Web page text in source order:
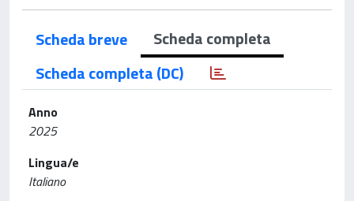
Scheda breve
Scheda completa
Scheda completa (DC)
Anno
2025
Lingua/e
Italiano